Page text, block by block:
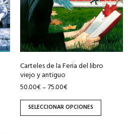
Carteles de la Feria del libro
viejo y antiguo
50.00€–75.00€
SELECCIONAR OPCIONES
opciones
elegir
en
la
página
de
producto